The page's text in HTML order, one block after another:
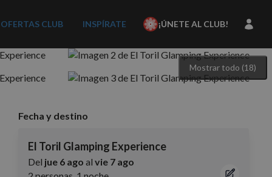
OFERTAS CLUB INSPÍRATE ¡ÚNETE AL CLUB!
Mostrar todo (18)
Fecha y destino
El Toril Glamping Experience
Del jue 6 ago al vie 7 ago